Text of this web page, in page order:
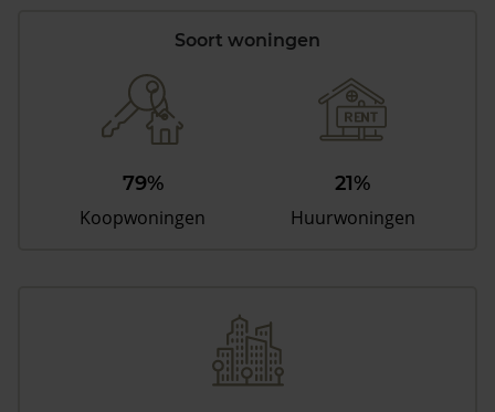
Soort woningen
79%
Koopwoningen
21%
Huurwoningen